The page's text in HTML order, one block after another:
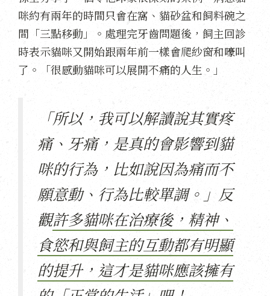
咪約有兩年的時間只會在窩、貓砂盆和飼料碗之
間「三點移動」。處理完牙齒問題後，飼主回診
時表示貓咪又開始跟兩年前一樣會爬紗窗和嚎叫
了。「很感動貓咪可以展開不痛的人生。」
「所以，我可以解讀說其實疼
痛、牙痛，是真的會影響到貓
咪的行為，比如說因為痛而不
願意動、行為比較單調。」反
觀許多貓咪在治療後，精神、
食慾和與飼主的互動都有明顯
的提升，這才是貓咪應該擁有